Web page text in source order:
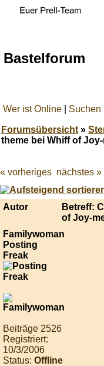
Bastelforum
Wer ist Online Suchen
Forumsübersicht»
theme bei Whiff of
Best
online
live
casino
« vorheriges nächstes »
Autor
Betreff:
of Joy-
Familywoman
Posting
Freak
Beiträge 2526
Registriert:
10/3/2006
Status: Offline